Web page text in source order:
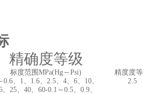
精确度等级
标度范围MPa(Hg～Psi)
精度度
0.6、1、1.6、2.5、4、6、10、
、25、40、60-0.1～0.5、0.9、
2.5